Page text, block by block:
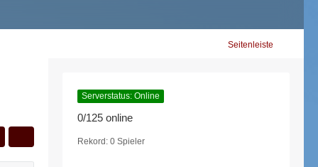
Seitenleiste
Serverstatus: Online
0/125 online
Rekord: 0 Spieler